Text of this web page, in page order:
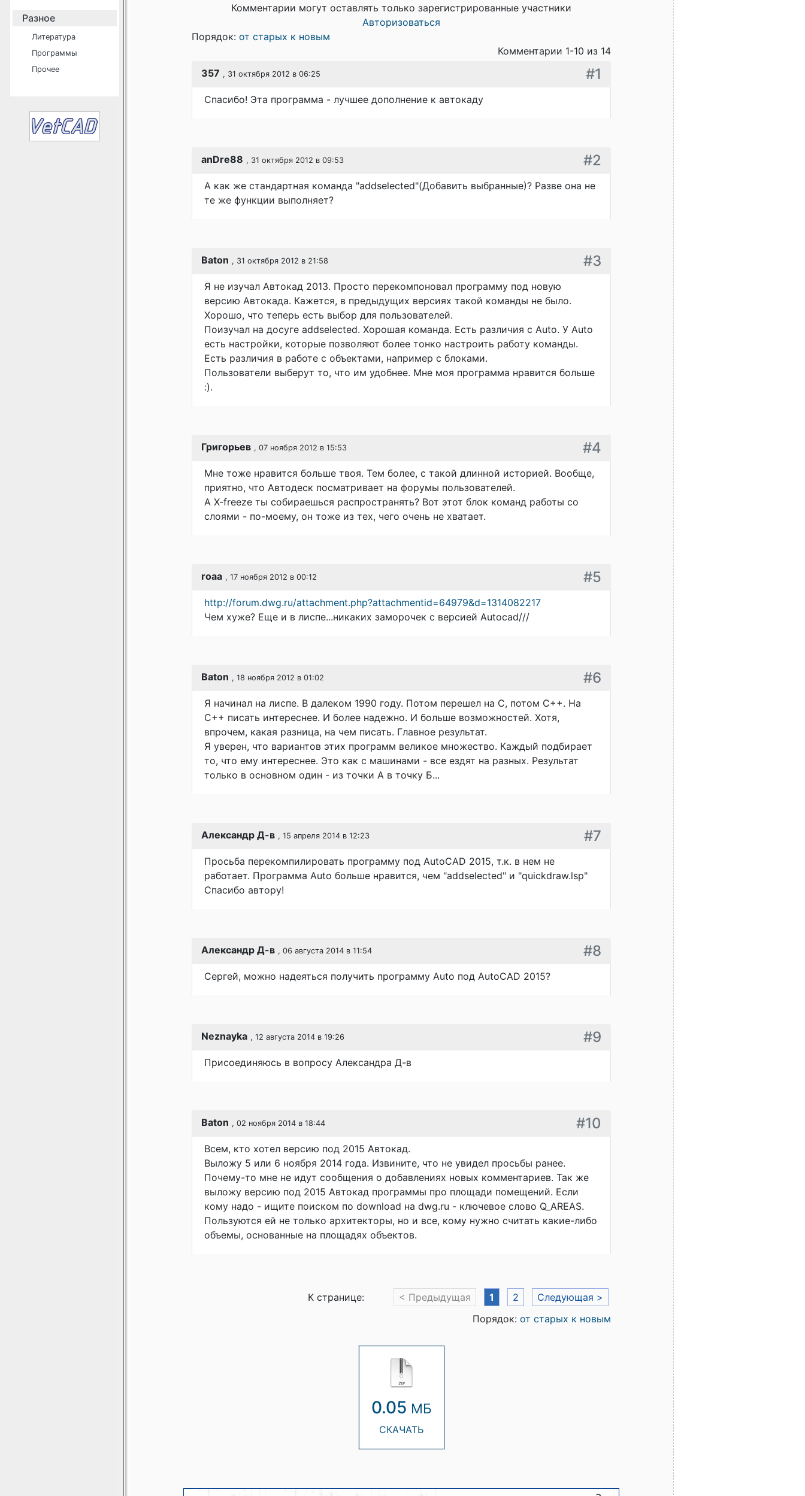
Разное
Литература
Программы
Прочее
Комментарии могут оставлять только зарегистрированные участники
Авторизоваться
Порядок: от старых к новым
Комментарии 1-10 из 14
357 , 31 октября 2012 в 06:25 #1
Спасибо! Эта программа - лучшее дополнение к автокаду
anDre88 , 31 октября 2012 в 09:53 #2
А как же стандартная команда "addselected"(Добавить выбранные)? Разве она не
те же функции выполняет?
Baton , 31 октября 2012 в 21:58 #3
Я не изучал Автокад 2013. Просто перекомпоновал программу под новую
версию Автокада. Кажется, в предыдущих версиях такой команды не было.
Хорошо, что теперь есть выбор для пользователей.
Поизучал на досуге addselected. Хорошая команда. Есть различия с Auto. У Auto
есть настройки, которые позволяют более тонко настроить работу команды.
Есть различия в работе с объектами, например с блоками.
Пользователи выберут то, что им удобнее. Мне моя программа нравится больше
:).
Григорьев , 07 ноября 2012 в 15:53 #4
Мне тоже нравится больше твоя. Тем более, с такой длинной историей. Вообще,
приятно, что Автодеск посматривает на форумы пользователей.
А X-freeze ты собираешься распространять? Вот этот блок команд работы со
слоями - по-моему, он тоже из тех, чего очень не хватает.
roaa , 17 ноября 2012 в 00:12 #5
http://forum.dwg.ru/attachment.php?attachmentid=64979&d=1314082217
Чем хуже? Еще и в лиспе...никаких заморочек с версией Autocad///
Baton , 18 ноября 2012 в 01:02 #6
Я начинал на лиспе. В далеком 1990 году. Потом перешел на С, потом С++. На
С++ писать интереснее. И более надежно. И больше возможностей. Хотя,
впрочем, какая разница, на чем писать. Главное результат.
Я уверен, что вариантов этих программ великое множество. Каждый подбирает
то, что ему интереснее. Это как с машинами - все ездят на разных. Результат
только в основном один - из точки А в точку Б...
Александр Д-в , 15 апреля 2014 в 12:23 #7
Просьба перекомпилировать программу под AutoCAD 2015, т.к. в нем не
работает. Программа Auto больше нравится, чем "addselected" и "quickdraw.lsp"
Спасибо автору!
Александр Д-в , 06 августа 2014 в 11:54 #8
Сергей, можно надеяться получить программу Auto под AutoCAD 2015?
Neznayka , 12 августа 2014 в 19:26 #9
Присоединяюсь в вопросу Александра Д-в
Baton , 02 ноября 2014 в 18:44 #10
Всем, кто хотел версию под 2015 Автокад.
Выложу 5 или 6 ноября 2014 года. Извините, что не увидел просьбы ранее.
Почему-то мне не идут сообщения о добавлениях новых комментариев. Так же
выложу версию под 2015 Автокад программы про площади помещений. Если
кому надо - ищите поиском по download на dwg.ru - ключевое слово Q_AREAS.
Пользуются ей не только архитекторы, но и все, кому нужно считать какие-либо
объемы, основанные на площадях объектов.
К странице: < Предыдущая 1 2
Следующая >
Порядок: от старых к новым
0.05 МБ
СКАЧАТЬ